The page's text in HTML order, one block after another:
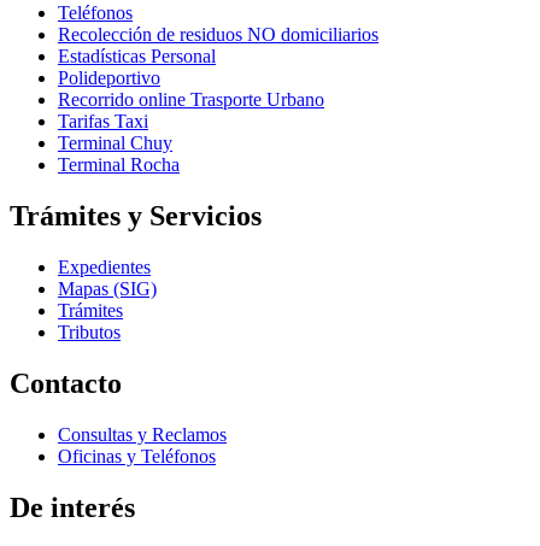
Teléfonos
Recolección de residuos NO domiciliarios
Estadísticas Personal
Polideportivo
Recorrido online Trasporte Urbano
Tarifas Taxi
Terminal Chuy
Terminal Rocha
Trámites y Servicios
Expedientes
Mapas (SIG)
Trámites
Tributos
Contacto
Consultas y Reclamos
Oficinas y Teléfonos
De interés